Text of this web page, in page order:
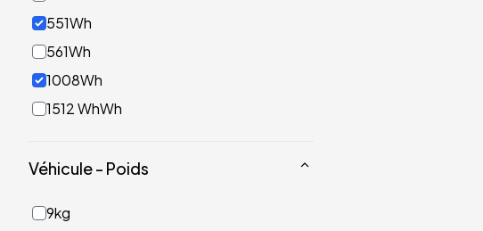
551Wh
561Wh
1008Wh
1512 WhWh
Véhicule - Poids
9kg